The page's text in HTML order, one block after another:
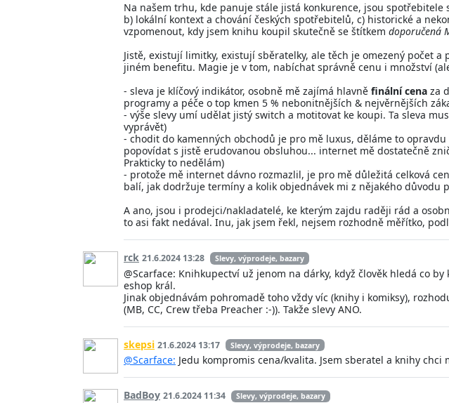
Na našem trhu, kde panuje stále jistá konkurence, jsou spotřebitele
b) lokální kontext a chování českých spotřebitelů, c) historické a
vzpomenout, kdy jsem knihu koupil skutečně se štítkem doporučená
Jistě, existují limitky, existují sběratelky, ale těch je omezený počet
jiném benefitu. Magie je v tom, nabíchat správně cenu i množství
- sleva je klíčový indikátor, osobně mě zajímá hlavně finální cena za
programy a péče o top kmen 5 % nebonitnějších & nejvěrnějších
- výše slevy umí udělat jistý switch a motitovat ke koupi. Ta sleva
vyprávět)
- chodit do kamenných obchodů je pro mě luxus, děláme to
popovídat s jistě erudovanou obsluhou... internet mě dostatečně
Prakticky to nedělám)
- protože mě internet dávno rozmazlil, je pro mě důležitá celková
balí, jak dodržuje termíny a kolik objednávek mi z nějakého důvodu
A ano, jsou i prodejci/nakladatelé, ke kterým zajdu raději rád a
to asi fakt nedával. Inu, jak jsem řekl, nejsem rozhodně měřítko,
rck 21.6.2024 13:28 Slevy, výprodeje, bazary
@Scarface: Knihkupectví už jenom na dárky, když člověk hledá co
eshop král.
Jinak objednávám pohromadě toho vždy víc (knihy i komiksy),
(MB, CC, Crew třeba Preacher :-)). Takže slevy ANO.
skepsi 21.6.2024 13:17 Slevy, výprodeje, bazary
@Scarface: Jedu kompromis cena/kvalita. Jsem sberatel a knihy
BadBoy 21.6.2024 11:34 Slevy, výprodeje, bazary